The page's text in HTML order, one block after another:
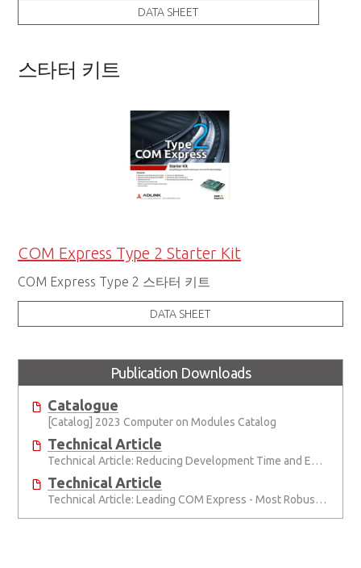
DATA SHEET
스타터 키트
COM Express Type 2 Starter Kit
COM Express Type 2 스타터 키트
DATA SHEET
Publication Downloads
Catalogue
[Catalog] 2023 Computer on Modules Catalog
Technical Article
Technical Article: Reducing Development Time and Effort with Computer-on-Modules
Technical Article
Technical Article: Leading COM Express - Most Robust, Best Support